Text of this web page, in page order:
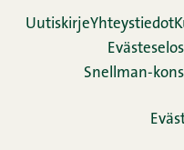
UutiskirjeYhteystiedot
Snellman-